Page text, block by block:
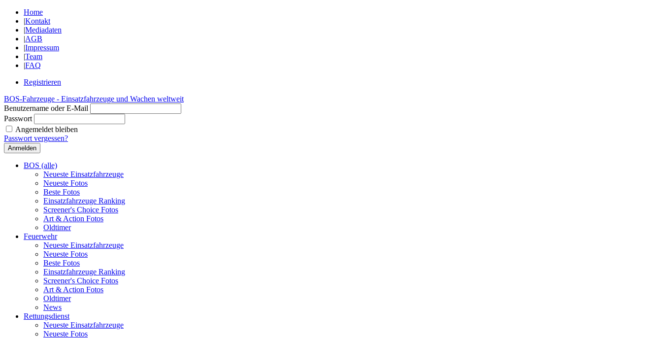
Home
|Kontakt
|Mediadaten
|AGB
|Impressum
|Team
|FAQ
Registrieren
BOS-Fahrzeuge - Einsatzfahrzeuge und Wachen weltweit
Benutzername oder E-Mail
Passwort
Angemeldet bleiben
Passwort vergessen?
BOS (alle)
Neueste Einsatzfahrzeuge
Neueste Fotos
Beste Fotos
Einsatzfahrzeuge Ranking
Screener's Choice Fotos
Art & Action Fotos
Oldtimer
Feuerwehr
Neueste Einsatzfahrzeuge
Neueste Fotos
Beste Fotos
Einsatzfahrzeuge Ranking
Screener's Choice Fotos
Art & Action Fotos
Oldtimer
News
Rettungsdienst
Neueste Einsatzfahrzeuge
Neueste Fotos